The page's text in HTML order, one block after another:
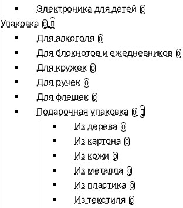
Электроника для детей 0
Упаковка 0
Для алкоголя 0
Для блокнотов и ежедневников 0
Для кружек 0
Для ручек 0
Для флешек 0
Подарочная упаковка 0
Из дерева 0
Из картона 0
Из кожи 0
Из металла 0
Из пластика 0
Из текстиля 0